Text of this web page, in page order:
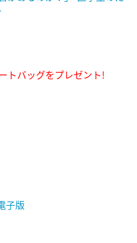
トバッグをプレゼント!
子版